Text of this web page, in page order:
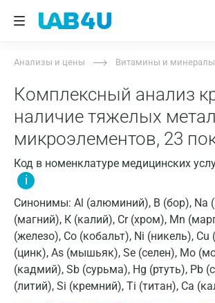
Анализы и цены Витамины и минералы
Комплексный анализ
наличие тяжелых
микроэлементов, 23
Код в номенклатуре медицинских
i
Синонимы: Al (алюминий), B (бор), Na
(магний), К (калий), Cr (хром), Mn
(железо), Co (кобальт), Ni (никель), Cu
(цинк), As (мышьяк), Se (селен), Мо
(кадмий), Sb (сурьма), Hg (ртуть), Pb
(литий), Si (кремний), Ti (титан), Ca